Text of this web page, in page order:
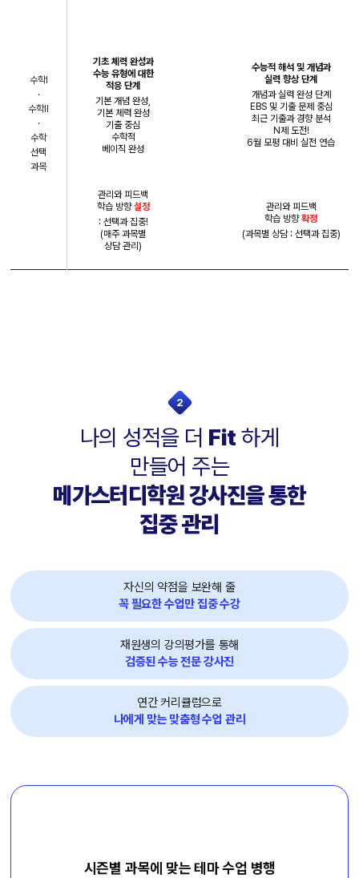
수학I
·
수학II
·
수학
선택
과목
기초 체력 완성과
수능 유형에 대한
적응 단계
기본 개념 완성,
기본 체력 완성
기출 중심
수학적
베이직 완성
수능적 해석 및 개념과
실력 향상 단계
개념과 실력 완성 단계
EBS 및 기출 문제 중심
최근 기출과 경향 분석
N제 도전!
6월 모평 대비 실전 연습
관리와 피드백
학습 방향설정
: 선택과 집중!
(매주 과목별
상담 관리)
관리와 피드백
학습 방향확정
(과목별 상담 : 선택과 집중)
2
나의 성적을 더 Fit 하게
만들어 주는
메가스터디학원 강사진을 통한
집중 관리
자신의 약점을 보완해 줄
꼭 필요한 수업만 집중 수강
재원생의 강의평가를 통해
검증된 수능 전문 강사진
연간 커리큘럼으로
나에게 맞는 맞춤형 수업 관리
시즌별 과목에 맞는 테마 수업 병행